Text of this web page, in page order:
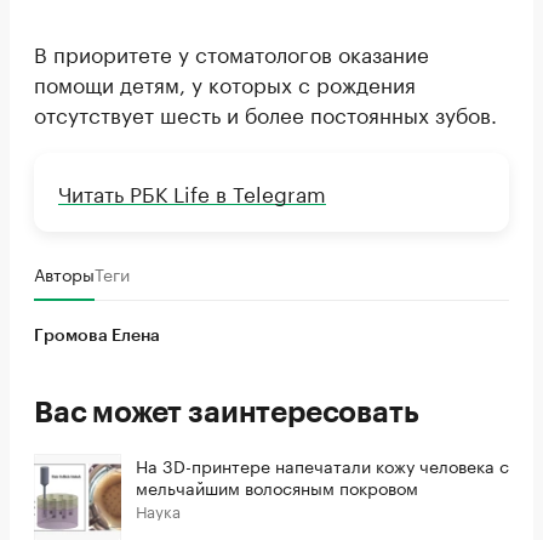
В приоритете у стоматологов оказание
помощи детям, у которых с рождения
отсутствует шесть и более постоянных зубов.
Читать РБК Life в Telegram
АвторыТеги
Громова Елена
Вас может заинтересовать
На 3D-принтере напечатали кожу человека с
мельчайшим волосяным покровом
Наука